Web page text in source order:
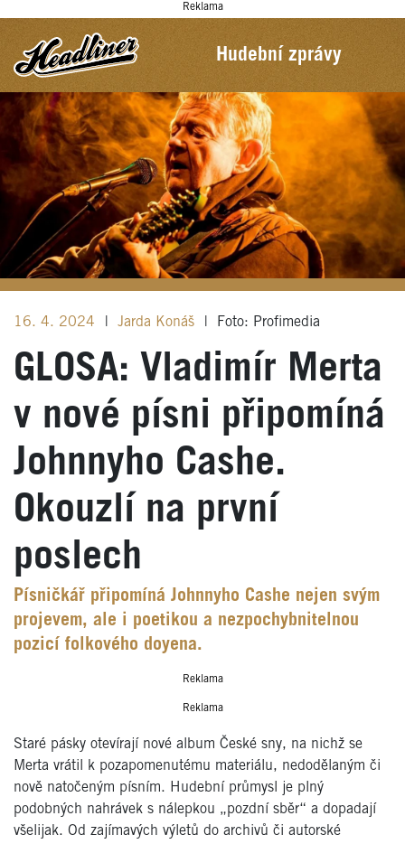
Reklama
Hudební zprávy
16. 4. 2024 Jarda Konáš Foto: Profimedia
GLOSA: Vladimír Merta
v nové písni připomíná
Johnnyho Cashe.
Okouzlí na první
poslech
Písničkář připomíná Johnnyho Cashe nejen svým
projevem, ale i poetikou a nezpochybnitelnou
pozicí folkového doyena.
Reklama
Reklama
Staré pásky otevírají nové album České sny, na nichž se
Merta vrátil k pozapomenutému materiálu, nedodělaným či
nově natočeným písním. Hudební průmysl je plný
podobných nahrávek s nálepkou „pozdní sběr“ a dopadají
všelijak. Od zajímavých výletů do archivů či autorské